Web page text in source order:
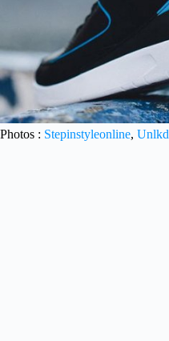
Photos : Stepinstyleonline, Unlkd